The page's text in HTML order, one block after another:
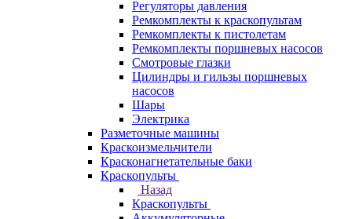
Регуляторы давления
Ремкомплекты к краскопультам
Ремкомплекты к пистолетам
Ремкомплекты поршневых насосов
Смотровые глазки
Цилиндры и гильзы поршневых
насосов
Шары
Электрика
Разметочные машины
Краскоизмельчители
Красконагнетательные баки
Краскопульты
Назад
Краскопульты